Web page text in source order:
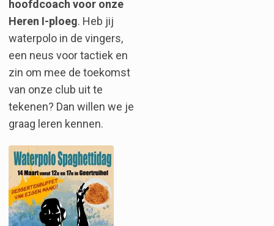
hoofdcoach voor onze
Heren I-ploeg. Heb jij
waterpolo in de vingers,
een neus voor tactiek en
zin om mee de toekomst
van onze club uit te
tekenen? Dan willen we je
graag leren kennen.